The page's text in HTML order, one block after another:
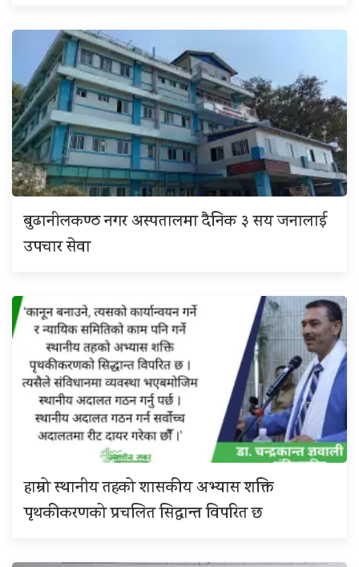
बुढानीलकण्ठ नगर अस्पतालमा दैनिक ३ सय जनालाई
उपचार सेवा
हाम्रो स्थानीय तहको शासकीय अभ्यास शक्ति
पृथकीकरणको प्रचलित सिद्धान्त विपरित छ